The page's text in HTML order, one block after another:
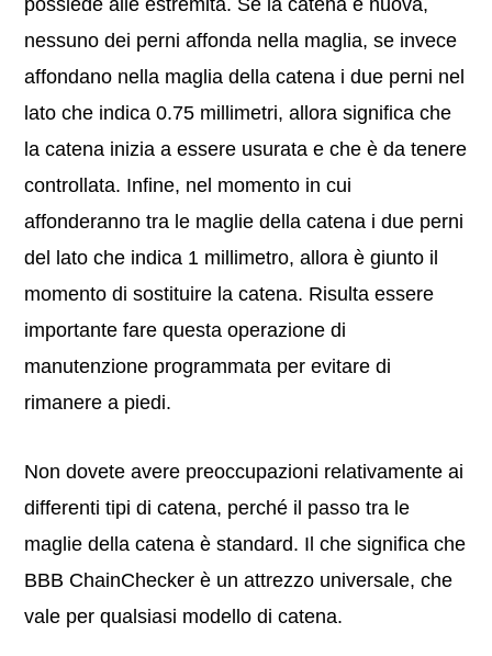
possiede alle estremità. Se la catena è nuova,
nessuno dei perni affonda nella maglia, se invece
affondano nella maglia della catena i due perni nel
lato che indica 0.75 millimetri, allora significa che
la catena inizia a essere usurata e che è da tenere
controllata. Infine, nel momento in cui
affonderanno tra le maglie della catena i due perni
del lato che indica 1 millimetro, allora è giunto il
momento di sostituire la catena. Risulta essere
importante fare questa operazione di
manutenzione programmata per evitare di
rimanere a piedi.
Non dovete avere preoccupazioni relativamente ai
differenti tipi di catena, perché il passo tra le
maglie della catena è standard. Il che significa che
BBB ChainChecker è un attrezzo universale, che
vale per qualsiasi modello di catena.